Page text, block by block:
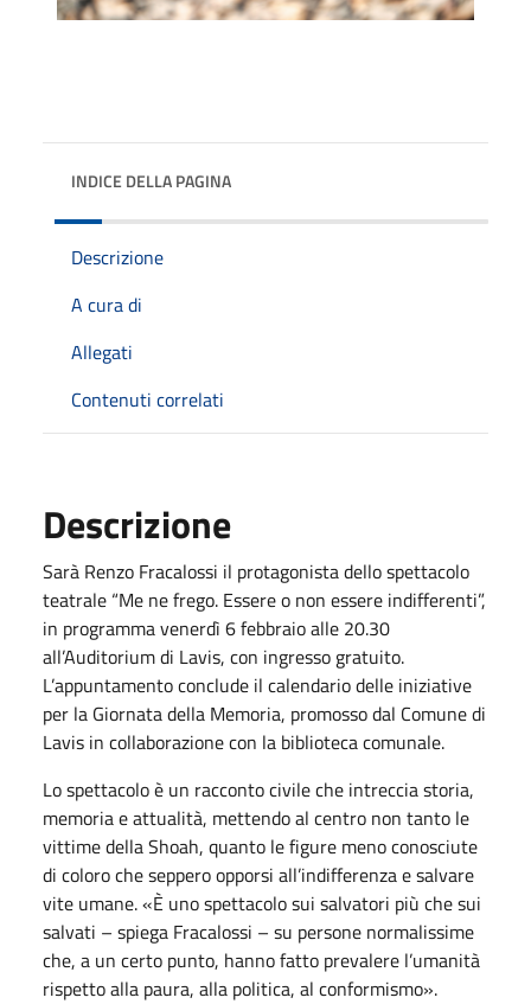
INDICE DELLA PAGINA
Descrizione
A cura di
Allegati
Contenuti correlati
Descrizione
Sarà Renzo Fracalossi il protagonista dello spettacolo
teatrale “Me ne frego. Essere o non essere indifferenti”,
in programma venerdì 6 febbraio alle 20.30
all’Auditorium di Lavis, con ingresso gratuito.
L’appuntamento conclude il calendario delle iniziative
per la Giornata della Memoria, promosso dal Comune di
Lavis in collaborazione con la biblioteca comunale.
Lo spettacolo è un racconto civile che intreccia storia,
memoria e attualità, mettendo al centro non tanto le
vittime della Shoah, quanto le figure meno conosciute
di coloro che seppero opporsi all’indifferenza e salvare
vite umane. «È uno spettacolo sui salvatori più che sui
salvati – spiega Fracalossi – su persone normalissime
che, a un certo punto, hanno fatto prevalere l’umanità
rispetto alla paura, alla politica, al conformismo».